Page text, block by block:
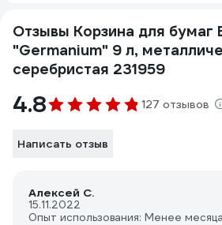
Отзывы Корзина для бумаг
"Germanium" 9 л,
серебристая 231959
4.8 127 отзывов
Написать отзыв
Алексей С.
15.11.2022
Опыт использования: Менее месяца